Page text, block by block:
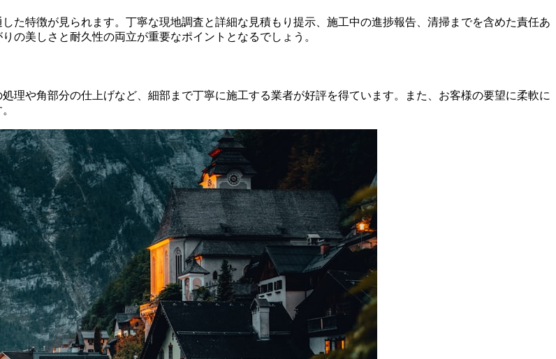
た特徴が見られます。丁寧な現地調査と詳細な見積もり提示、施工中の進捗報告、清掃までを含めた責任あ
の美しさと耐久性の両立が重要なポイントとなるでしょう。
理や角部分の仕上げなど、細部まで丁寧に施工する業者が好評を得ています。また、お客様の要望に柔軟に